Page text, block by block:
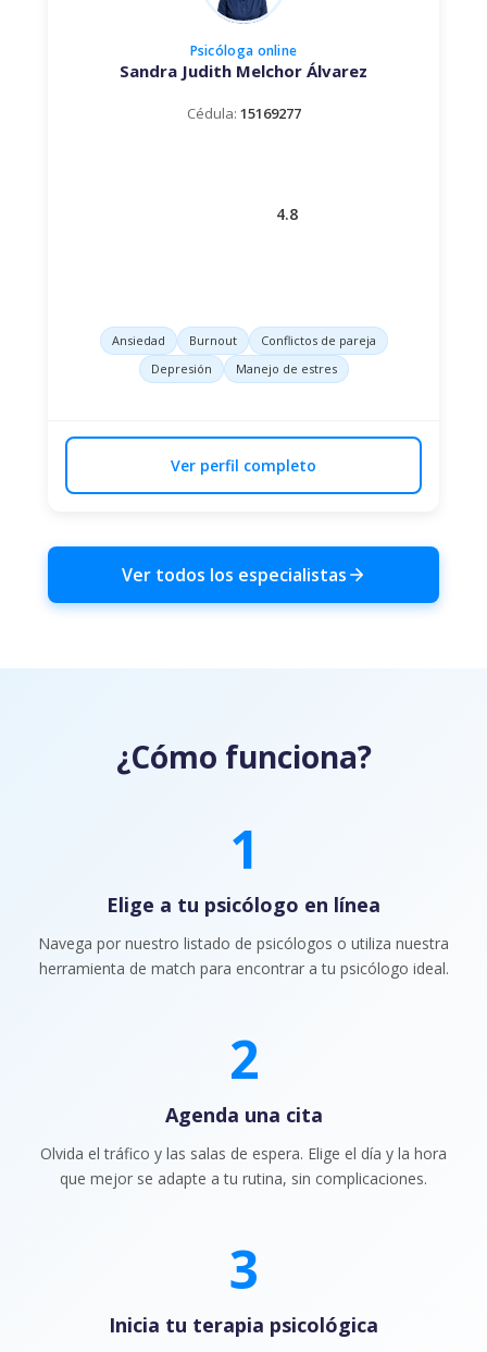
Psicóloga online
Sandra Judith Melchor Álvarez
Cédula: 15169277
4.8
Ansiedad Burnout
Conflictos de pareja
Depresión
Manejo de estres
Ver perfil completo
Ver todos los especialistas
¿Cómo funciona?
1
Paso 1:
Elige a tu psicólogo en línea
Navega por nuestro listado de psicólogos o utiliza nuestra
herramienta de match para encontrar a tu psicólogo ideal.
2
Paso2:
Agenda una cita
Olvida el tráfico y las salas de espera. Elige el día y la hora
que mejor se adapte a tu rutina, sin complicaciones.
3
Paso 3:
Inicia tu terapia psicológica